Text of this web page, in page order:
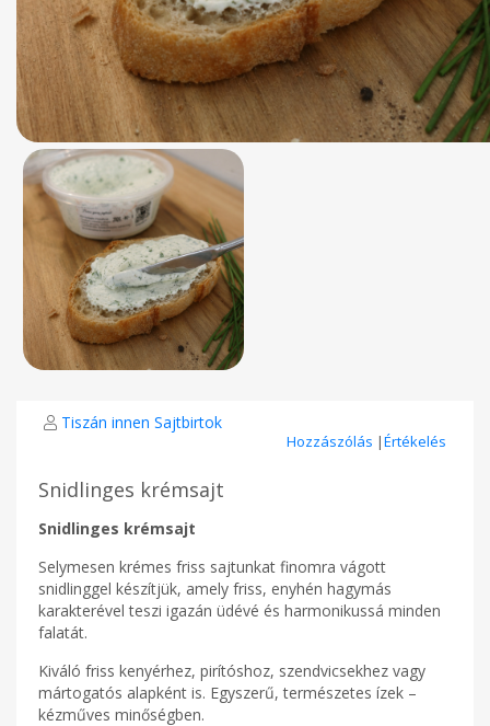
Tiszán innen Sajtbirtok
Hozzászólás |Értékelés
Snidlinges krémsajt
Snidlinges krémsajt
Selymesen krémes friss sajtunkat finomra vágott
snidlinggel készítjük, amely friss, enyhén hagymás
karakterével teszi igazán üdévé és harmonikussá minden
falatát.
Kiváló friss kenyérhez, pirítóshoz, szendvicsekhez vagy
mártogatós alapként is. Egyszerű, természetes ízek –
kézműves minőségben.